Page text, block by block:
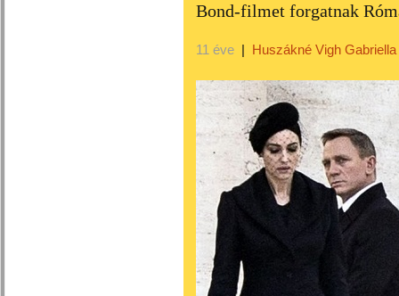
Bond-filmet forgatnak
11 éve | Huszákné Vigh Gabriella